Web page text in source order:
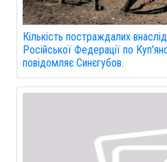
Кількість постраждалих
Російської Федерації по
повідомляє Синєгубов.